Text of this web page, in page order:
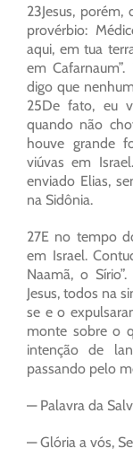
23Jesus,
provérbio:
aqui, em tua
em
digo que
25De fato, eu
quando não
houve grande
viúvas em
enviado Elias,
na Sidônia.
27E no tempo
em Israel.
Naamã, o
Jesus, todos na
se e o
monte sobre o
intenção de
passando pelo
— Palavra da
— Glória a vós,